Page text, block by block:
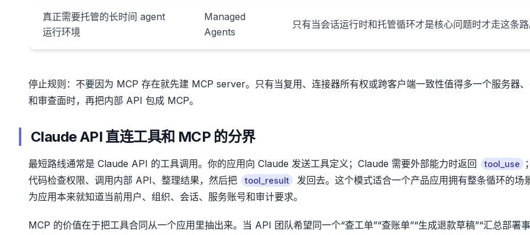
真正需要托管的长时间 agent
运行环境
Managed
Agents
只有当会话运行时和托管循环才是核心问题时才走这条
停止规则：不要因为 MCP 存在就先建 MCP server。只有当复用、连接器所有权或跨客户端一致性值得多一个服务器
和审查面时，再把内部 API 包成 MCP。
Claude API 直连工具和 MCP 的分界
最短路线通常是 Claude API 的工具调用。你的应用向 Claude 发送工具定义；Claude 需要外部能力时返回 tool_use
代码检查权限、调用内部 API、整理结果，然后把
tool_result
发回去。这个模式适合一个产品应用拥有整条循环的场
为应用本来就知道当前用户、组织、会话、服务账号和审计要求。
MCP 的价值在于把工具合同从一个应用里抽出来。当 API 团队希望同一个“查工单”“查账单”“生成退款草稿”“汇总部署